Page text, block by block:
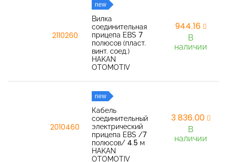
2110260
new
Вилка
соединительная
прицепа EBS 7
полюсов (пласт.
винт. соед.)
HAKAN
OTOMOTIV
944,16
В
наличии
2010460
new
Кабель
соединительный
электрический
прицепа EBS /7
полюсов/ 4.5 м
HAKAN
OTOMOTIV
3 836,00
В
наличии